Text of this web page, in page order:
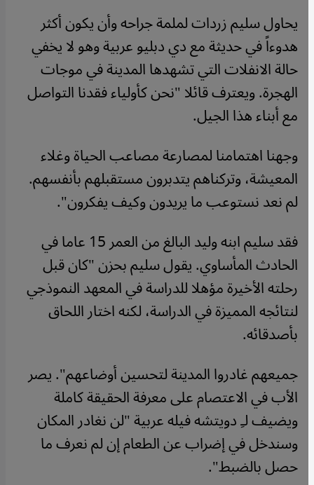
يحاول سليم زردات لملمة جراحه وأن يكون أكثر
هدوءاً في حديثة مع دي دبليو عربية وهو لا يخفي
حالة الانفلات التي تشهدها المدينة في موجات
الهجرة. ويعترف قائلا "نحن كأولياء فقدنا التواصل
مع أبناء هذا الجيل.
وجهنا اهتمامنا لمصارعة مصاعب الحياة وغلاء
المعيشة، وتركناهم يتدبرون مستقبلهم بأنفسهم.
لم نعد نستوعب ما يريدون وكيف يفكرون".
فقد سليم ابنه وليد البالغ من العمر 15 عاما في
الحادث المأساوي. يقول سليم بحزن "كان قبل
رحلته الأخيرة مؤهلا للدراسة في المعهد النموذجي
لنتائجه المميزة في الدراسة، لكنه اختار اللحاق
بأصدقائه.
جميعهم غادروا المدينة لتحسين أوضاعهم". يصر
الأب في الاعتصام على معرفة الحقيقة كاملة
ويضيف لـِ دويتشه فيله عربية "لن نغادر المكان
وسندخل في إضراب عن الطعام إن لم نعرف ما
حصل بالضبط".